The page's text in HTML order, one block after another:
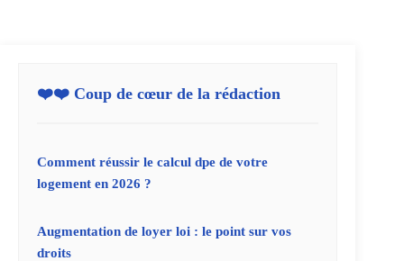
❤️❤️ Coup de cœur de la rédaction
Comment réussir le calcul dpe de votre
logement en 2026 ?
Augmentation de loyer loi : le point sur vos
droits